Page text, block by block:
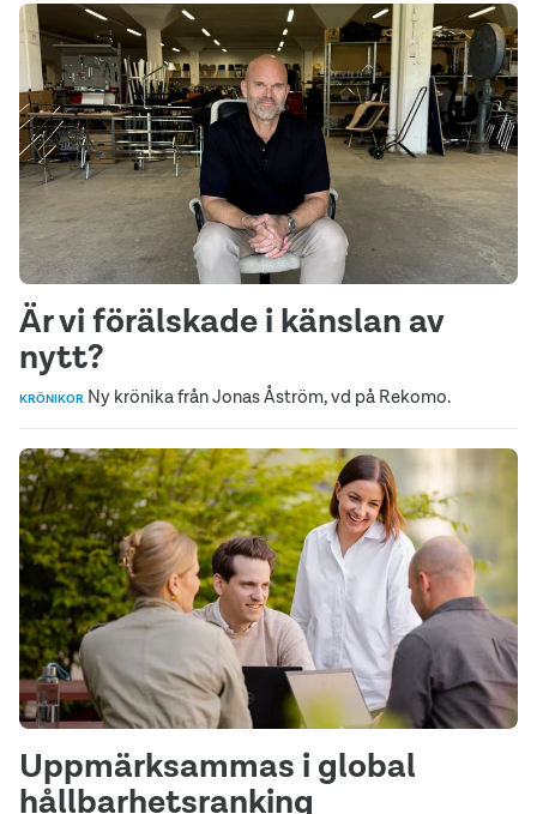
Är vi förälskade i känslan av
nytt?
KRÖNIKOR Ny krönika från Jonas Åström, vd på Rekomo.
Uppmärksammas i global
hållbarhetsranking